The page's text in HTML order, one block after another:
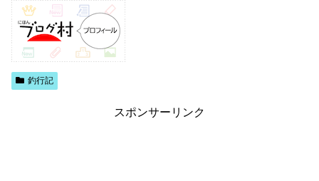
釣行記
スポンサーリンク